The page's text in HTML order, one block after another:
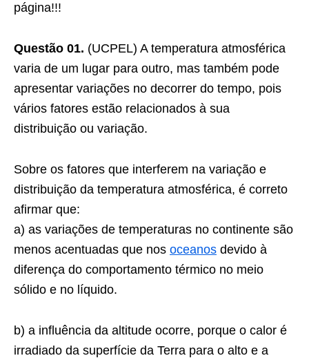
página!!!
Questão 01. (UCPEL) A temperatura atmosférica
varia de um lugar para outro, mas também pode
apresentar variações no decorrer do tempo, pois
vários fatores estão relacionados à sua
distribuição ou variação.
Sobre os fatores que interferem na variação e
distribuição da temperatura atmosférica, é correto
afirmar que:
a) as variações de temperaturas no continente são
menos acentuadas que nos oceanos devido à
diferença do comportamento térmico no meio
sólido e no líquido.
b) a influência da altitude ocorre, porque o calor é
irradiado da superfície da Terra para o alto e a